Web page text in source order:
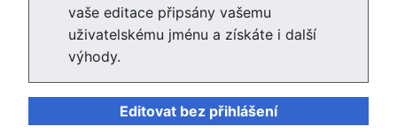
Zpět na stránku „En:Androphilia“.
vaše editace připsány vašemu
uživatelskému jménu a získáte i další
výhody.
Editovat bez přihlášení